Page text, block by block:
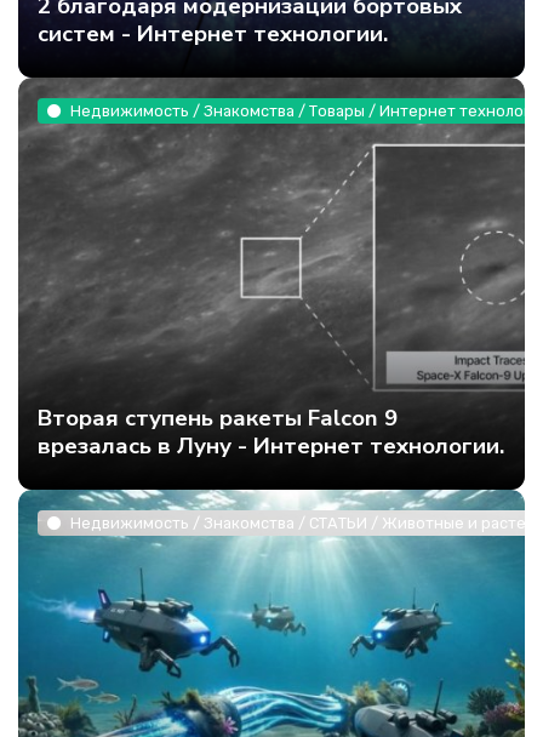
систем - Интернет технологии.
Недвижимость / Знакомства / Товары / Интернет
Вторая ступень ракеты Falcon 9
врезалась в Луну - Интернет технологии.
Недвижимость / Знакомства / СТАТЬИ / Животные и